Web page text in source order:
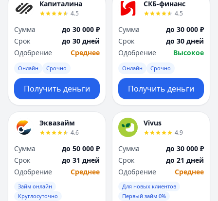
Капиталина
4.5
Сумма
до 30 000 ₽
Срок
до 30 дней
Одобрение
Среднее
Онлайн Срочно
Получить деньги
СКБ-финанс
4.5
Сумма
до 30 000 ₽
Срок
до 30 дней
Одобрение
Высокое
Онлайн Срочно
Получить деньги
Эквазайм
4.6
Сумма
до 50 000 ₽
Срок
до 31 дней
Одобрение
Среднее
Займ онлайн
Круглосуточно
Vivus
4.9
Сумма
до 30 000 ₽
Срок
до 21 дней
Одобрение
Среднее
Для новых клиентов
Первый займ 0%